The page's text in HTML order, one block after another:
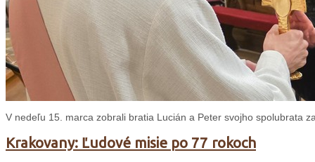
V nedeľu 15. marca zobrali bratia Lucián a Peter svojho spolubrata
Krakovany: Ľudové misie po 77 rokoch